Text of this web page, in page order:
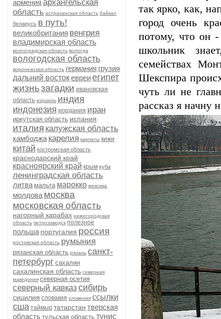
армения архангельская
область астраханская область байкал
беларусь в путь!
великобритания венгрия
владимирская область
волгоградская область вологда
вологодская область
воронежская область германия грузия
дальний востокевреиегипет
жизньзагадки ивановская
область израиль индия
индонезия иордания иран
иркутская область испания
италия калужская область
камбоджа карелия карпаты кижи
китай костромская область
краснодарский край
красноярский край крым куба
ленинградская область
литва мальта марокко мексика
молдова москва
московская область
нагорный карабах нижегородская
область петрозаводск полезное
польша португалия россия
ростовская область румыния
рязанская область рязань санкт-
петербург сахалин
сахалинская область северная
македония северная осетия
северный кавказ сибирь
сицилия словакия словения ссылки
сша таймыр татарстан тверская
область тульская область тунис
так ярко, как,
город очень
потому, что он
школьник
семействах
Шекспира
чуть ли не
рассказ я начну